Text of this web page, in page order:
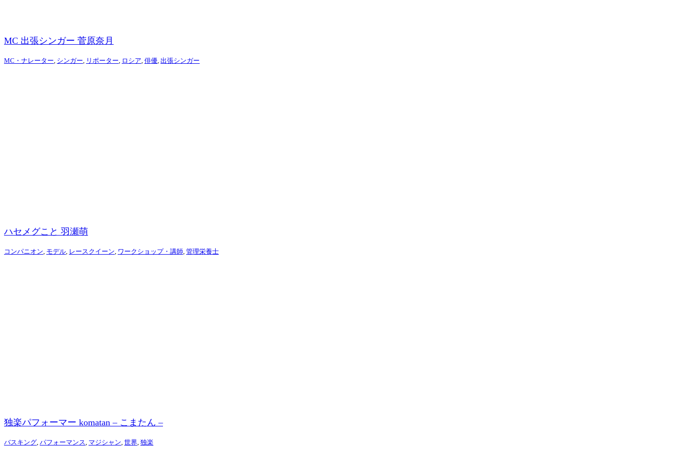
MC 出張シンガー 菅原奈月
MC・ナレーター シンガー リポーター ロシア 俳優 出張シンガー
ハセメグこと 羽瀬萌
コンパニオン モデル レースクイーン ワークショップ・講師 管理栄養士
独楽パフォーマー komatan – こまたん –
バスキング パフォーマンス マジシャン 世界 独楽